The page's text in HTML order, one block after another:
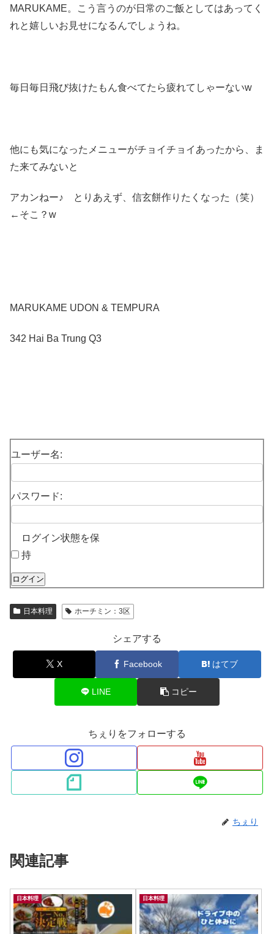
MARUKAME。こう言うのが日常のご飯としてはあってく
れと嬉しいお見せになるんでしょうね。
毎日毎日飛び抜けたもん食べてたら疲れてしゃーないw
他にも気になったメニューがチョイチョイあったから、ま
た来てみないと
アカンねー♪ とりあえず、信玄餅作りたくなった（笑）
←そこ？w
MARUKAME UDON & TEMPURA
342 Hai Ba Trung Q3
ユーザー名:
パスワード:
ログイン状態を保
持
ログイン
日本料理 ホーチミン：3区
シェアする
X Facebook はてブ
LINE コピー
ちぇりをフォローする
ちぇり
関連記事
日本料理 日本料理